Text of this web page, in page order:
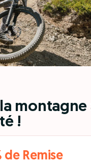
montagne
!
de Remise